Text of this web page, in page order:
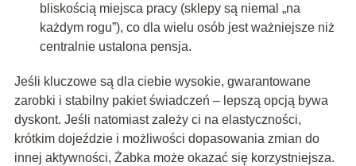
bliskością miejsca pracy (sklepy są niemal „na
każdym rogu”), co dla wielu osób jest ważniejsze niż
centralnie ustalona pensja.
Jeśli kluczowe są dla ciebie wysokie, gwarantowane
zarobki i stabilny pakiet świadczeń – lepszą opcją bywa
dyskont. Jeśli natomiast zależy ci na elastyczności,
krótkim dojeździe i możliwości dopasowania zmian do
innej aktywności, Żabka może okazać się korzystniejsza.